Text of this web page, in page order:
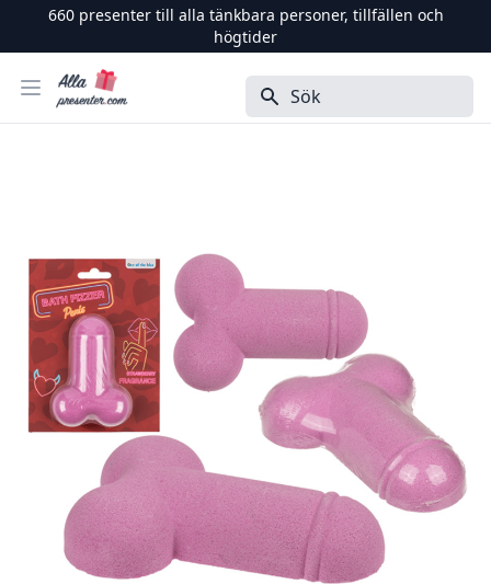
660presenter till alla tänkbara personer, tillfällen och
högtider
Öppna menyn
Alla Presenter Sök